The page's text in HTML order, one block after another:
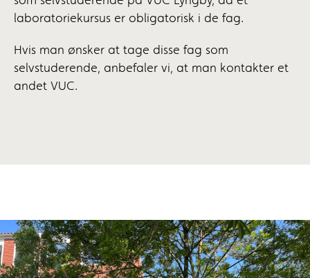
laboratoriekursus er obligatorisk i de fag.
Hvis man ønsker at tage disse fag som
selvstuderende, anbefaler vi, at man kontakter et
andet VUC.